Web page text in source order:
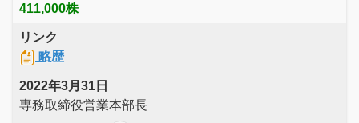
411,000株
リンク
略歴
2022年3月31日
専務取締役営業本部長